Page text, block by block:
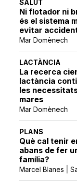
SALUT
Ni flotador ni
és el sistema
evitar
Mar Domènech
LACTÀNCIA
La recerca
lactància
les
mares
Mar Domènech
PLANS
Què cal tenir
abans de fer
família?
Marcel Blanes |